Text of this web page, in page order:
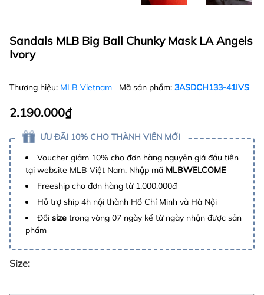
Sandals MLB Big Ball Chunky Mask LA Angels
Ivory
Thương hiệu: MLB Vietnam Mã sản phẩm: 3ASDCH133-41IVS
2.190.000₫
ƯU ĐÃI 10% CHO THÀNH VIÊN MỚI
Voucher giảm 10% cho đơn hàng nguyên giá đầu tiên
tại website MLB Việt Nam. Nhập mã MLBWELCOME
Freeship cho đơn hàng từ 1.000.000đ
Hỗ trợ ship 4h nội thành Hồ Chí Minh và Hà Nội
Đổi size trong vòng 07 ngày kể từ ngày nhận được sản
phẩm
Size: